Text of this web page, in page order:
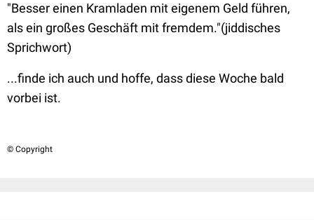
"Besser einen Kramladen mit eigenem Geld führen,
als ein großes Geschäft mit fremdem."(jiddisches
Sprichwort)
...finde ich auch und hoffe, dass diese Woche bald
vorbei ist.
© Copyright